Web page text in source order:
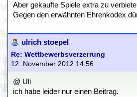
Aber gekaufte Spiele extra zu
Gegen den erwähnten Ehrenkodex
ulrich stoepel
Re: Wettbewerbsverzerrung
12. November 2012 14:56
@ Uli
ich habe leider nur einen Beitrag.